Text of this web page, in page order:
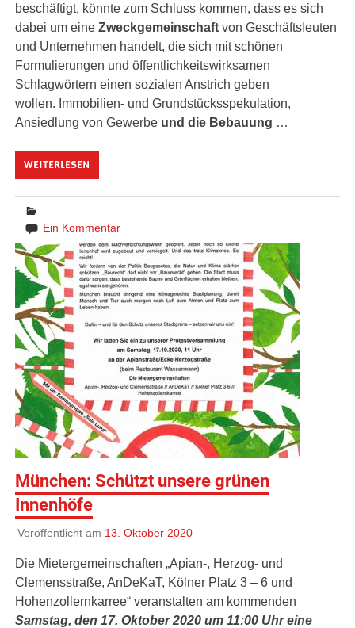
beschäftigt, könnte zum Schluss kommen, dass es sich
dabei um eineZweckgemeinschaft von Geschäftsleuten
und Unternehmen handelt, die sich mit schönen
Formulierungen und öffentlichkeitswirksamen
Schlagwörtern einen sozialen Anstrich geben
wollen. Immobilien- und Grundstücksspekulation,
Ansiedlung von Gewerbe und die Bebauung …
WEITERLESEN
Ein Kommentar
München: Schützt unsere grünen
Innenhöfe
Veröffentlicht am 13. Oktober 2020
Die Mietergemeinschaften „Apian-, Herzog- und
Clemensstraße, AnDeKaT, Kölner Platz 3 – 6 und
Hohenzollernkarree“ veranstalten am kommenden
Samstag, den 17. Oktober 2020 um 11:00 Uhr eine